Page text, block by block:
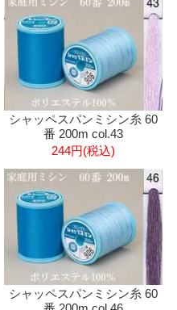
シャッペスパンミシン糸 60
番 200m col.43
244円(税込)
シャッペスパンミシン糸 60